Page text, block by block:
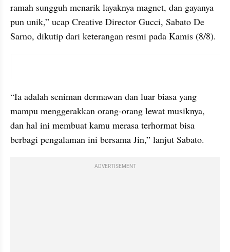
ramah sungguh menarik layaknya magnet, dan gayanya
pun unik,” ucap Creative Director Gucci, Sabato De
Sarno, dikutip dari keterangan resmi pada Kamis (8/8).
“Ia adalah seniman dermawan dan luar biasa yang
mampu menggerakkan orang-orang lewat musiknya,
dan hal ini membuat kamu merasa terhormat bisa
berbagi pengalaman ini bersama Jin,” lanjut Sabato.
ADVERTISEMENT